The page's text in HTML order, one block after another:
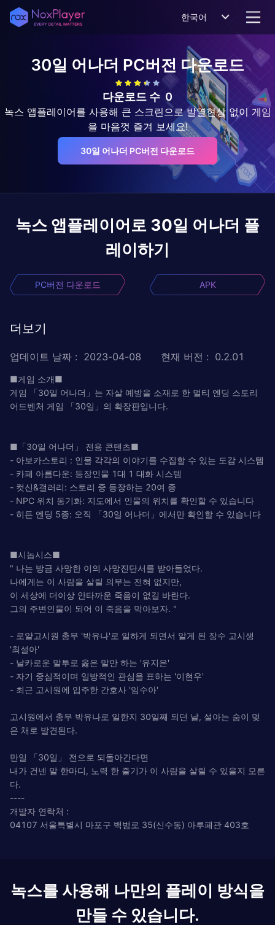
한국어
30일 어나더 PC버전 다운로드
다운로드 수 0
녹스 앱플레이어를 사용해 큰 스크린으로 발열현상 없이 게임
을 마음껏 즐겨 보세요!
30일 어나더 PC버전 다운로드
녹스 앱플레이어로 30일 어나더 플
레이하기
PC버전 다운로드 APK
더보기
업데이트 날짜 : 2023-04-08 현재 버전 : 0.2.01
■게임 소개■
게임 「30일 어나더」는 자살 예방을 소재로 한 멀티 엔딩 스토리
어드벤처 게임 「30일」의 확장판입니다.
■「30일 어나더」 전용 콘텐츠■
- 아보카스토리 : 인물 각각의 이야기를 수집할 수 있는 도감 시스템
- 카페 아름다운: 등장인물 1대 1 대화 시스템
- 컷신&갤러리: 스토리 중 등장하는 20여 종
- NPC 위치 동기화: 지도에서 인물의 위치를 확인할 수 있습니다
- 히든 엔딩 5종: 오직 「30일 어나더」에서만 확인할 수 있습니다
■시놉시스■
" 나는 방금 사망한 이의 사망진단서를 받아들었다.
나에게는 이 사람을 살릴 의무는 전혀 없지만,
이 세상에 더이상 안타까운 죽음이 없길 바란다.
그의 주변인물이 되어 이 죽음을 막아보자. "
- 로얄고시원 총무 '박유나'로 일하게 되면서 알게 된 장수 고시생
'최설아'
- 날카로운 말투로 옳은 말만 하는 '유지은'
- 자기 중심적이며 일방적인 관심을 표하는 '이현우'
- 최근 고시원에 입주한 간호사 '임수아'
고시원에서 총무 박유나로 일한지 30일째 되던 날, 설아는 숨이 멎
은 채로 발견된다.
만일 「30일」 전으로 되돌아간다면
내가 건넨 말 한마디, 노력 한 줄기가 이 사람을 살릴 수 있을지 모른
다.
----
개발자 연락처 :
04107 서울특별시 마포구 백범로 35(신수동) 아루페관 403호
녹스를 사용해 나만의 플레이 방식을
만들 수 있습니다.